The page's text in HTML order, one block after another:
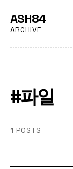
ASH84
ARCHIVE
#파일
1 POSTS